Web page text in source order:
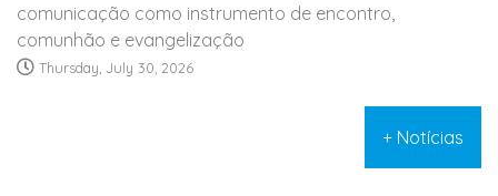
comunicação como instrumento de encontro,
comunhão e evangelização
Thursday, July 30, 2026
+ Notícias